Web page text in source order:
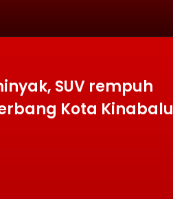
SUV rempuh
Kota Kinabalu